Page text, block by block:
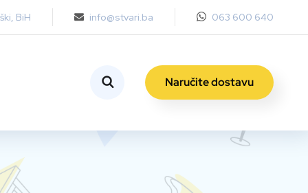
BiH info@stvari.ba 063 600 640
Naručite dostavu